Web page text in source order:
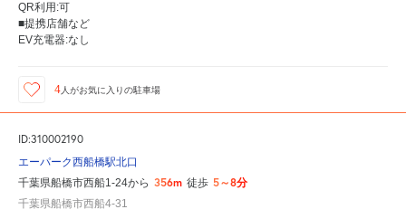
QR利用:可
■提携店舗など
EV充電器:なし
4 人がお気に入りの駐車場
ID:310002190
エーパーク西船橋駅北口
千葉県船橋市西船1-24から 356m 徒歩 5～8分
千葉県船橋市西船4-31